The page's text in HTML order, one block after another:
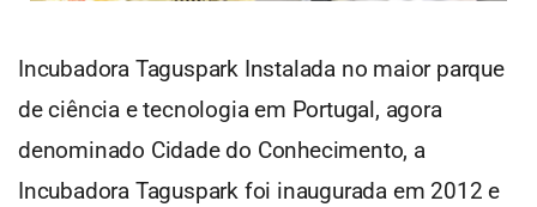
Incubadora Taguspark Instalada no maior parque
de ciência e tecnologia em Portugal, agora
denominado Cidade do Conhecimento, a
Incubadora Taguspark foi inaugurada em 2012 e